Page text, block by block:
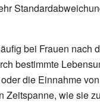
bei Frauen nach
bestimmte
die Einnahme
Zeitspanne, wie sie